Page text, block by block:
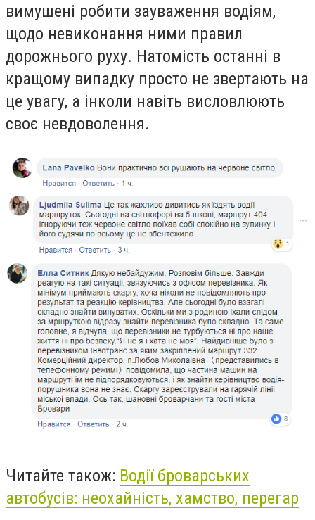
вимушені робити зауваження водіям,
щодо невиконання ними правил
дорожнього руху. Натомість останні в
кращому випадку просто не звертають на
це увагу, а інколи навіть висловлюють
своє невдоволення.
Читайте також: Водії броварських
автобусів: неохайність, хамство, перегар